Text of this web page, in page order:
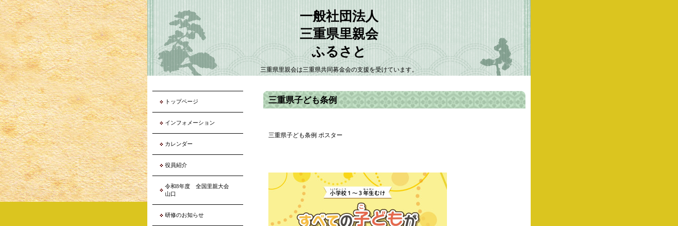
一般社団法人
三重県里親会
ふるさと
三重県里親会は三重県共同募金会の支援を受けています。
三重県子ども条例
三重県子ども条例 ポスター
トップページ
インフォメーション
カレンダー
役員紹介
令和8年度 全国里親大会
山口
研修のお知らせ